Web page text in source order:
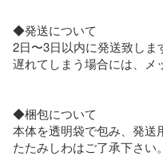
◆発送について
2日〜3日以内に発送致しま
遅れてしまう場合には、メ
◆梱包について
本体を透明袋で包み、発送
たたみしわはご了承下さい。